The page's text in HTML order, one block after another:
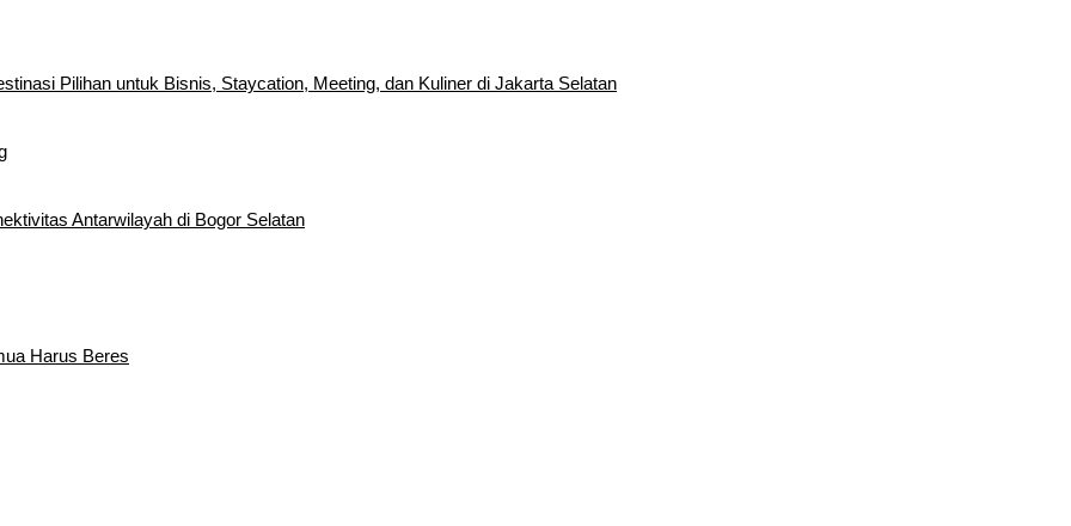
Pilihan untuk Bisnis, Staycation, Meeting, dan Kuliner di Jakarta Selatan
Antarwilayah di Bogor Selatan
Harus Beres